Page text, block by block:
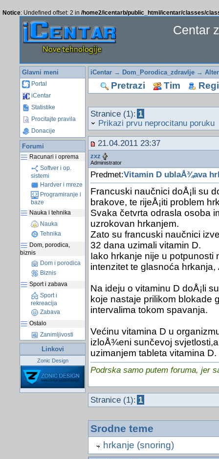
Notice: Undefined offset: 2 in /home2/icentarb/public_html/icentar/classes/
Centar
Glavni meni
Portal
iCentar
Statistike
Procitajte pravila
Donacije
Forumi
Racunari i oprema
Softver i op.
sistemi
Hardver i mreze
Programiranje i
baze
Nauka i tehnika
Nauka
Tehnika
Dom, porodica,
biznis
Dom i porodica
Biznis
Sport i zabava
Sport i
rekreacija
Zabava
Ostalo
Zanimljivosti
Linkovi
Zonic Design
iCentar→ Dom_Porodica_zdravlje→
Pretrazi Tim
Stranice (1): 1
Prikazi prvu neprocitanu poruku
21.04.2011 23:37
zxz
Administrator
Predmet:Vitamin D ublaÅ¾ava
Francuski naučnici doÅ¡li su
brakove, te rijeÅ¡iti problem
Svaka četvrta odrasla osoba
uzrokovan hrkanjem.
Zato su francuski naučnici
32 dana uzimali vitamin D.
Iako hrkanje nije u potpunosti
intenzitet te glasnoća
Na ideju o vitaminu D doÅ¡li
koje nastaje prilikom blokade
intervalima tokom spavanja.
Većinu vitamina D u
izloÅ¾eni sunčevoj
uzimanjem tableta vitamina D.
Podrska samo putem foruma, jer
Stranice (1): 1
Srodne teme
hrkanje (snoring)